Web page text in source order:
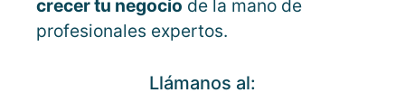
crecer tu negocio de la mano de
profesionales expertos.
Llámanos al: